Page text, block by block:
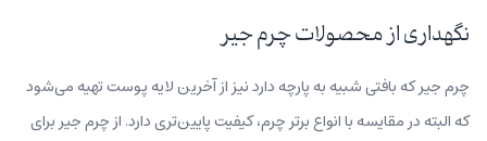
نگهداری از محصولات چرم جیر
چرم جیر که بافتی شبیه به پارچه دارد نیز از آخرین لایه پوست تهیه می‌شود
که البته در مقایسه با انواع برتر چرم، کیفیت پایین‌تری دارد. از چرم جیر برای